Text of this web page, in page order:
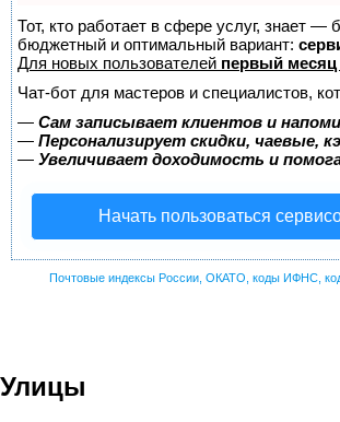
Тот, кто работает в сфере услуг, знает
бюджетный и оптимальный вариант:
Для новых пользователей первый месяц
Чат-бот для мастеров и специалистов,
— Сам записывает клиентов и
— Персонализирует скидки, чаевые,
— Увеличивает доходимость и
Начать пользоваться
Почтовые индексы России, ОКАТО, коды ИФНС,
Улицы